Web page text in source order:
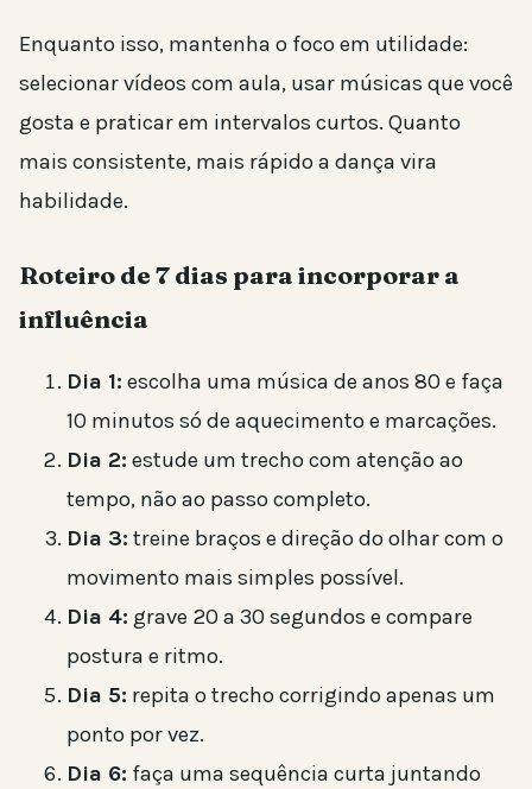
Enquanto isso, mantenha o foco em utilidade:
selecionar vídeos com aula, usar músicas que você
gosta e praticar em intervalos curtos. Quanto
mais consistente, mais rápido a dança vira
habilidade.
Roteiro de 7 dias para incorporar a
influência
Dia 1: escolha uma música de anos 80 e faça
10 minutos só de aquecimento e marcações.
Dia 2: estude um trecho com atenção ao
tempo, não ao passo completo.
Dia 3: treine braços e direção do olhar com o
movimento mais simples possível.
Dia 4: grave 20 a 30 segundos e compare
postura e ritmo.
Dia 5: repita o trecho corrigindo apenas um
ponto por vez.
Dia 6: faça uma sequência curta juntando